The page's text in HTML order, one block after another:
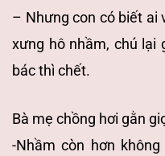
– Nhưng con có biết ai
xưng hô nhầm, chú lại
bác thì chết.
Bà mẹ chồng hơi gằn
-Nhầm còn hơn